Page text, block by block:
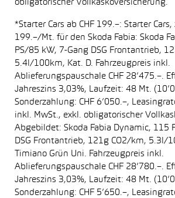
obligatorischer Vollkaskoversicherung.
*Starter Cars ab CHF 199.–: Starter Cars,
199.–/Mt. für den Skoda Fabia: Skoda
PS/85 kW, 7-Gang DSG Frontantrieb,
5.4l/100km, Kat. D. Fahrzeugpreis inkl.
Ablieferungspauschale CHF 28’475.–.
Jahreszins 3,03%, Laufzeit: 48 Mt.
Sonderzahlung: CHF 6’050.–,
inkl. MwSt., exkl. obligatorischer
Abgebildet: Skoda Fabia Dynamic, 115
DSG Frontantrieb, 121g CO2/km, 5.3l/
Timiano Grün Uni. Fahrzeugpreis inkl.
Ablieferungspauschale CHF 28’780.–.
Jahreszins 3,03%, Laufzeit: 48 Mt.
Sonderzahlung: CHF 5’650.–,